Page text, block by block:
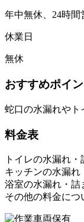
年中無休、24時間
休業日
無休
おすすめポイ
蛇口の水漏れやト
料金表
トイレの水漏れ・
キッチンの水漏れ
浴室の水漏れ・詰
その他の料金につ